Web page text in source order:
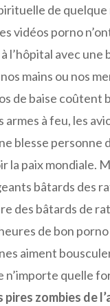
de
vidéos porno
l’hôpital avec une
mains ou nos
de baise coûtent
armes à feu, les
blesse personne
la paix mondiale.
bâtards des
des bâtards de
de bon
aiment
n’importe quelle
pires zombies de